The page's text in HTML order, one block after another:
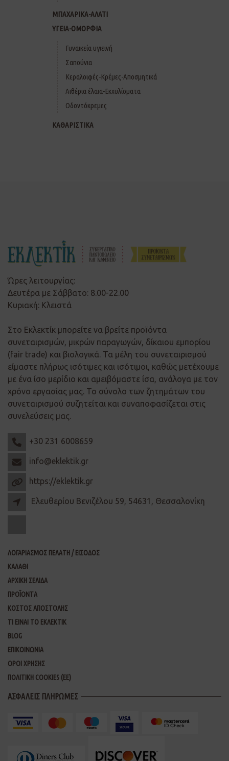
ΜΠΑΧΑΡΙΚΑ-ΑΛΑΤΙ
ΥΓΕΙΑ-ΟΜΟΡΦΙΑ
Γυναικεία υγιεινή
Σαπούνια
Κεραλοιφές-Κρέμες-Αποσμητικά
Αιθέρια έλαια-Εκχυλίσματα
Οδοντόκρεμες
ΚΑΘΑΡΙΣΤΙΚΑ
Ώρες λειτουργίας:
Δευτέρα με Σάββατο: 8.00-22.00
Κυριακή: Κλειστά
Στο Εκλεκτίκ μπορείτε να βρείτε προϊόντα
συνεταιρισμών, μικρών παραγωγών, δίκαιου εμπορίου
(fair trade) και βιολογικά. Τα μέλη του συνεταιρισμού
είμαστε πλήρως ισότιμες και ισότιμοι, καθώς μετέχουμε
με ένα ίσο μερίδιο και αμειβόμαστε ίσα, ανάλογα με τον
χρόνο εργασίας μας. Το σύνολο των ζητημάτων του
συνεταιρισμού συζητείται και συναποφασίζεται στις
συνελεύσεις μας.
+30 231 6008659
info@eklektik.gr
https://eklektik.gr
Ελευθερίου Βενιζέλου 59, 54631, Θεσσαλονίκη
ΛΟΓΑΡΙΑΣΜΟΣ ΠΕΛΑΤΗ / ΕΙΣΟΔΟΣ
ΚΑΛΑΘΙ
ΑΡΧΙΚΗ ΣΕΛΙΔΑ
ΠΡΟΪΟΝΤΑ
ΚΟΣΤΟΣ ΑΠΟΣΤΟΛΗΣ
ΤΙ ΕΙΝΑΙ ΤΟ ΕΚΛΕΚΤΙΚ
BLOG
ΕΠΙΚΟΙΝΩΝΙΑ
ΟΡΟΙ ΧΡΗΣΗΣ
ΠΟΛΙΤΙΚΗ COOKIES (ΕΕ)
ΑΣΦΑΛΕΙΣ ΠΛΗΡΩΜΕΣ